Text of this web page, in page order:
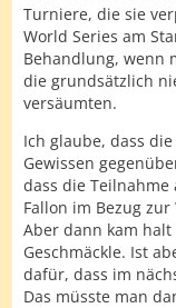
Turniere, die sie
World Series am
Behandlung, wenn
die grundsätzlich
versäumten.
Ich glaube, dass
Gewissen
dass die
Fallon im Bezug
Aber dann kam halt
Geschmäckle. Ist
dafür, dass im
Das müsste man